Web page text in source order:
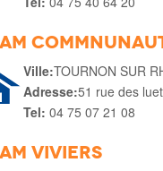
Ville:TOURNON SUR
Adresse:51 rue des
Tel: 04 75 07 21 08
Viviers